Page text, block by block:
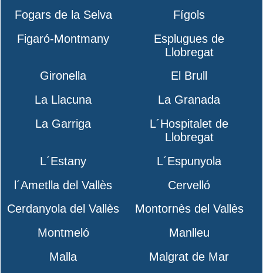
Fogars de la Selva
Fígols
Figaró-Montmany
Esplugues de
Llobregat
Gironella
El Brull
La Llacuna
La Granada
La Garriga
L´Hospitalet de
Llobregat
L´Estany
L´Espunyola
l´Ametlla del Vallès
Cervelló
Cerdanyola del Vallès
Montornès del Vallès
Montmeló
Manlleu
Malla
Malgrat de Mar